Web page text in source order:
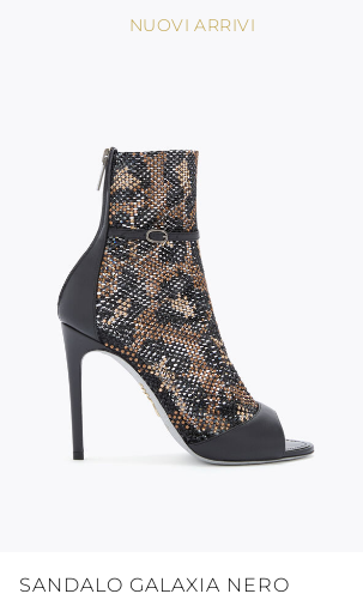
NUOVI ARRIVI
SANDALO GALAXIA NERO